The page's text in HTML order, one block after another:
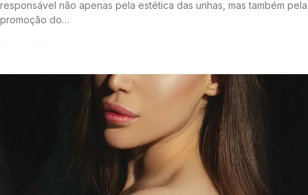
responsável não apenas pela estética das unhas, mas também pela
promoção do…